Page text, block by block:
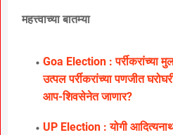
महत्त्वाच्या बातम्या
Goa Election : पर्रीकरांच्या
उत्पल पर्रीकरांच्या पणजीत
आप-शिवसेनेत जाणार?
UP Election : योगी